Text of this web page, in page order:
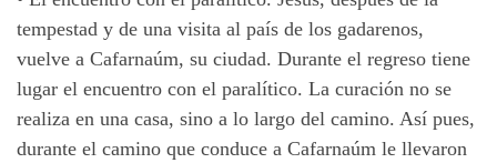
tempestad y de una visita al país de los gadarenos,
vuelve a Cafarnaúm, su ciudad. Durante el regreso tiene
lugar el encuentro con el paralítico. La curación no se
realiza en una casa, sino a lo largo del camino. Así pues,
durante el camino que conduce a Cafarnaúm le llevaron